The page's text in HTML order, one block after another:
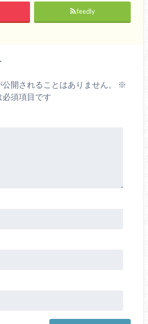
feedly
開されることはありません。
※
須項目です